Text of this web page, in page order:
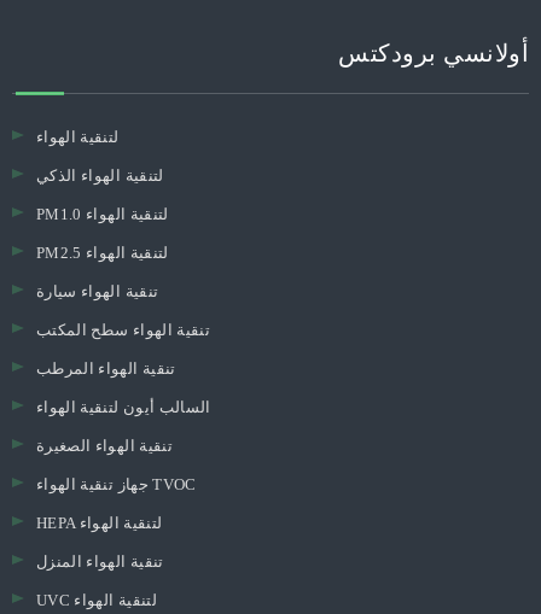
أولانسي برودكتس
لتنقية الهواء
لتنقية الهواء الذكي
PM1.0 لتنقية الهواء
PM2.5 لتنقية الهواء
تنقية الهواء سيارة
تنقية الهواء سطح المكتب
تنقية الهواء المرطب
السالب أيون لتنقية الهواء
تنقية الهواء الصغيرة
جهاز تنقية الهواء TVOC
HEPA لتنقية الهواء
تنقية الهواء المنزل
UVC لتنقية الهواء